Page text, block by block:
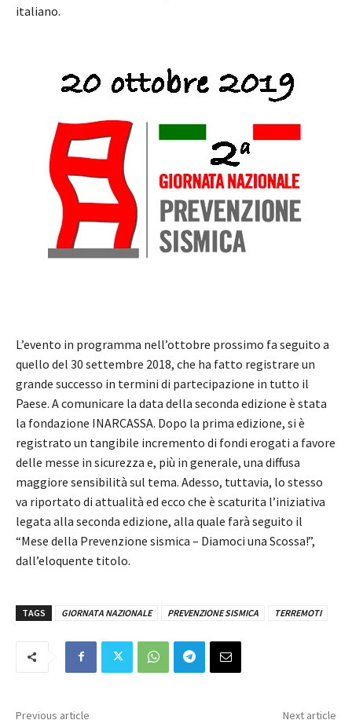
italiano.
L’evento in programma nell’ottobre prossimo fa seguito a
quello del 30 settembre 2018, che ha fatto registrare un
grande successo in termini di partecipazione in tutto il
Paese. A comunicare la data della seconda edizione è stata
la fondazione INARCASSA. Dopo la prima edizione, si è
registrato un tangibile incremento di fondi erogati a favore
delle messe in sicurezza e, più in generale, una diffusa
maggiore sensibilità sul tema. Adesso, tuttavia, lo stesso
va riportato di attualità ed ecco che è scaturita l’iniziativa
legata alla seconda edizione, alla quale farà seguito il
“Mese della Prevenzione sismica – Diamoci una Scossa!”,
dall’eloquente titolo.
TAGS GIORNATA NAZIONALE PREVENZIONE SISMICA TERREMOTI
Previous article Next article